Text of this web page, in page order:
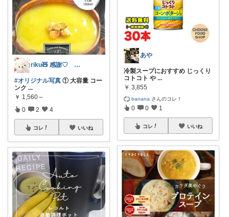
riku🧸 感謝♡ 時々、薬局からです
#オリジナル写真 ① 大容量 コー
ンク ...
￥ 1,560～
0 2 4
コレ いいね
あや
冷製スープにおすすめ じっくり
コトコト や ...
￥ 3,855
banana さんのコレ！
0 0 1
コレ いいね